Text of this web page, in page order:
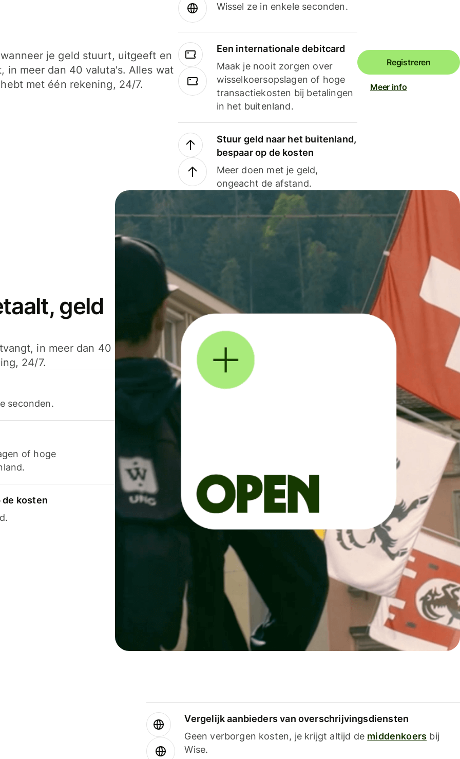
je geld stuurt, uitgeeft en
in meer dan 40 valuta's. Alles wat
met één rekening, 24/7.
Wissel ze in enkele seconden.
Een internationale debitcard
Maak je nooit zorgen over
wisselkoersopslagen of hoge
transactiekosten bij betalingen
in het buitenland.
Stuur geld naar het buitenland,
bespaar op de kosten
Meer doen met je geld,
ongeacht de afstand.
Registreren
Meer info
geld
in meer dan 40
24/7.
seconden.
of hoge
de kosten
Vergelijk aanbieders van overschrijvingsdiensten
Geen verborgen kosten, je krijgt altijd de middenkoers bij
Wise.